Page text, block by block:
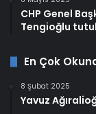
CHP Genel
Tengioğlu
En Çok
8 Şubat 2025
Yavuz